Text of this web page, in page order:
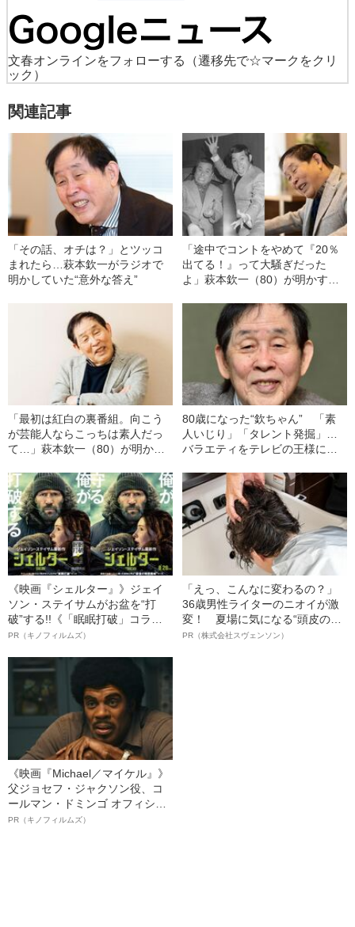
文春オンラインをフォローする
（遷移先で☆マークをクリ
ック）
関連記事
「その話、オチは？」とツッコ
まれたら…萩本欽一がラジオで
明かしていた“意外な答え”
「途中でコントをやめて『20％
出てる！』って大騒ぎだった
よ」萩本欽一（80）が明かす紅
をブッとばせ！」と立ち上がっ
た2人のコメディアンの物語》
「最初は紅白の裏番組。向こう
が芸能人ならこっちは素人だっ
て…」萩本欽一（80）が明かす
話《“今回で私この番組終わり”発
言の真意も聞いた》
80歳になった“欽ちゃん” 「素
人いじり」「タレント発掘」…
バラエティをテレビの王様にし
《映画『シェルター』》ジェイ
ソン・ステイサムがお盆を“打
破”する!!《「眠眠打破」コラ
ボ》
PR（キノフィルムズ）
「えっ、こんなに変わるの？」
36歳男性ライターのニオイが激
変！ 夏場に気になる“頭皮のニ
オイ”や“ベタつき”を解消す
PR（株式会社スヴェンソン）
《映画『Michael／マイケル』》
父ジョセフ・ジャクソン役、コ
ールマン・ドミンゴ オフィシャ
ルインタビュー“観客を魅了した
PR（キノフィルムズ）